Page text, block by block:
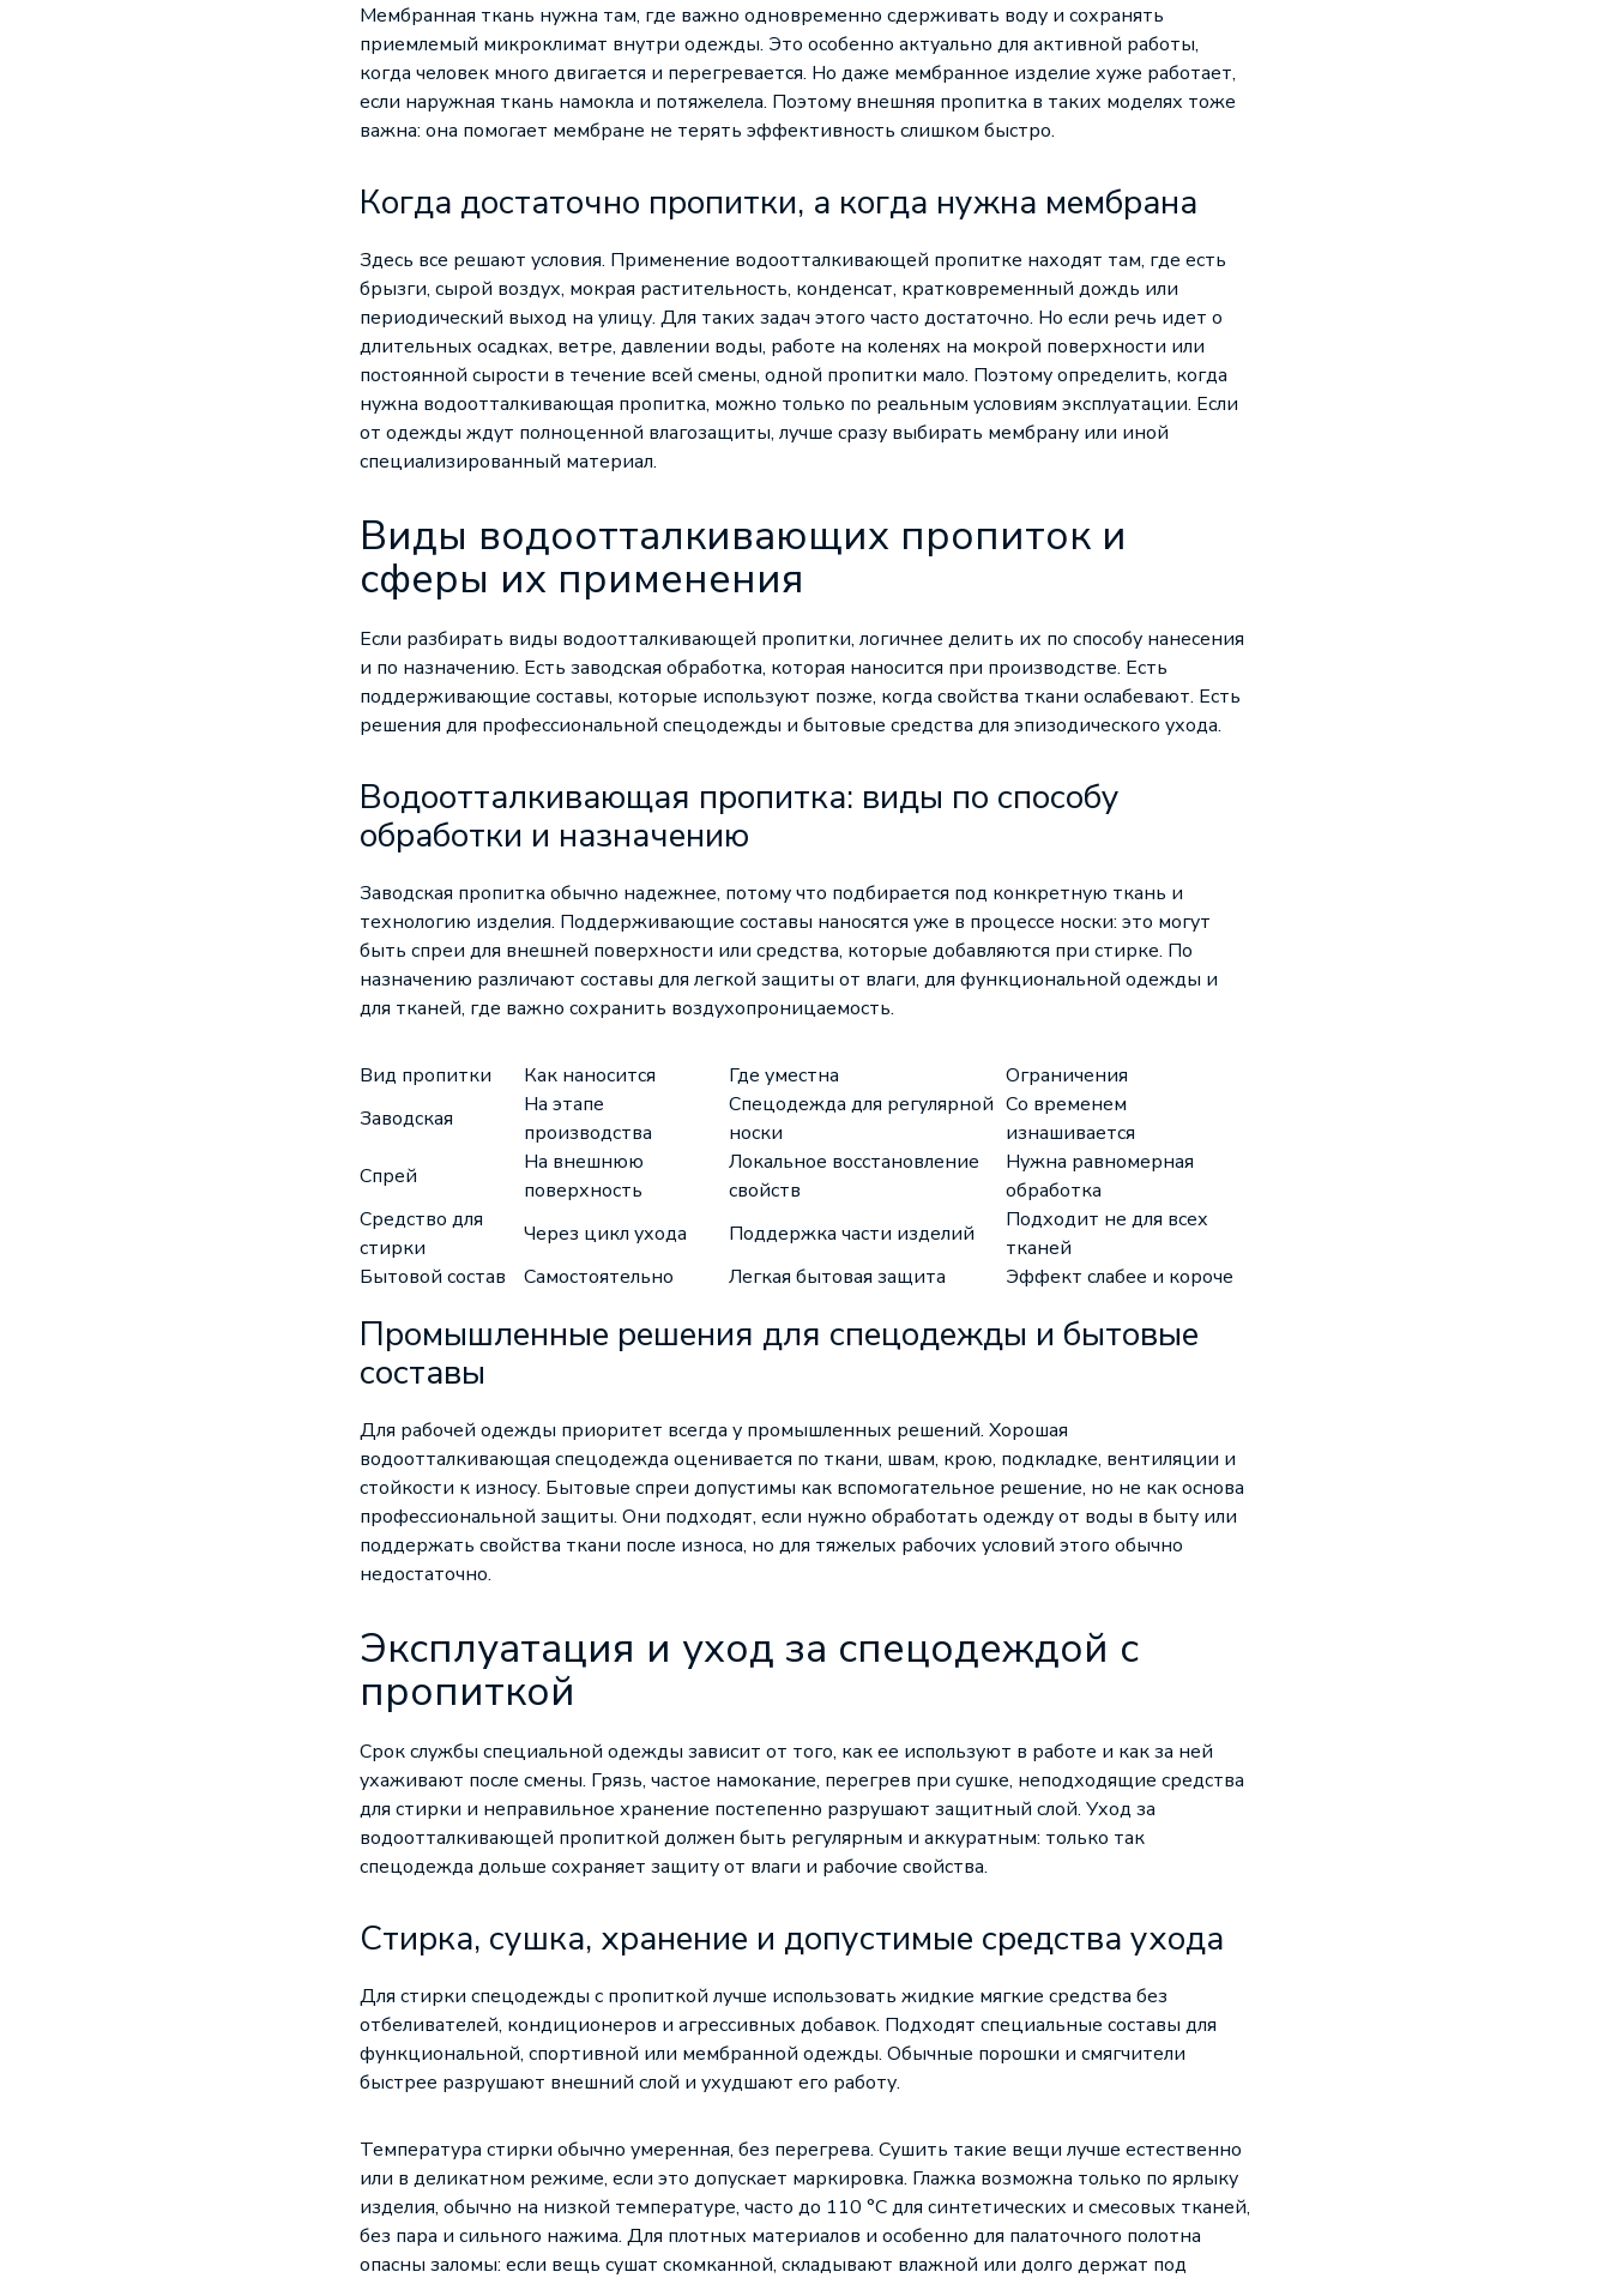
Мембранная ткань нужна там, где важно одновременно сдерживать воду и сохранять
приемлемый микроклимат внутри одежды. Это особенно актуально для активной работы,
когда человек много двигается и перегревается. Но даже мембранное изделие хуже работает,
если наружная ткань намокла и потяжелела. Поэтому внешняя пропитка в таких моделях тоже
важна: она помогает мембране не терять эффективность слишком быстро.
Когда достаточно пропитки, а когда нужна мембрана
Здесь все решают условия. Применение водоотталкивающей пропитке находят там, где есть
брызги, сырой воздух, мокрая растительность, конденсат, кратковременный дождь или
периодический выход на улицу. Для таких задач этого часто достаточно. Но если речь идет о
длительных осадках, ветре, давлении воды, работе на коленях на мокрой поверхности или
постоянной сырости в течение всей смены, одной пропитки мало. Поэтому определить, когда
нужна водоотталкивающая пропитка, можно только по реальным условиям эксплуатации. Если
от одежды ждут полноценной влагозащиты, лучше сразу выбирать мембрану или иной
специализированный материал.
Виды водоотталкивающих пропиток и
сферы их применения
Если разбирать виды водоотталкивающей пропитки, логичнее делить их по способу нанесения
и по назначению. Есть заводская обработка, которая наносится при производстве. Есть
поддерживающие составы, которые используют позже, когда свойства ткани ослабевают. Есть
решения для профессиональной спецодежды и бытовые средства для эпизодического ухода.
Водоотталкивающая пропитка: виды по способу
обработки и назначению
Заводская пропитка обычно надежнее, потому что подбирается под конкретную ткань и
технологию изделия. Поддерживающие составы наносятся уже в процессе носки: это могут
быть спреи для внешней поверхности или средства, которые добавляются при стирке. По
назначению различают составы для легкой защиты от влаги, для функциональной одежды и
для тканей, где важно сохранить воздухопроницаемость.
Вид пропитки Как наносится Где уместна
Ограничения
Заводская
На этапе
производства
Спецодежда для регулярной
носки
Со временем
изнашивается
Спрей
На внешнюю
поверхность
Локальное восстановление
свойств
Нужна равномерная
обработка
Средство для
стирки
Через цикл ухода Поддержка части изделий
Подходит не для всех
тканей
Бытовой состав
Самостоятельно Легкая бытовая защита Эффект слабее и короче
Промышленные решения для спецодежды и бытовые
составы
Для рабочей одежды приоритет всегда у промышленных решений. Хорошая
водоотталкивающая спецодежда оценивается по ткани, швам, крою, подкладке, вентиляции и
стойкости к износу. Бытовые спреи допустимы как вспомогательное решение, но не как основа
профессиональной защиты. Они подходят, если нужно обработать одежду от воды в быту или
поддержать свойства ткани после износа, но для тяжелых рабочих условий этого обычно
недостаточно.
Эксплуатация и уход за спецодеждой с
пропиткой
Срок службы специальной одежды зависит от того, как ее используют в работе и как за ней
ухаживают после смены. Грязь, частое намокание, перегрев при сушке, неподходящие средства
для стирки и неправильное хранение постепенно разрушают защитный слой. Уход за
водоотталкивающей пропиткой должен быть регулярным и аккуратным: только так
спецодежда дольше сохраняет защиту от влаги и рабочие свойства.
Стирка, сушка, хранение и допустимые средства ухода
Для стирки спецодежды с пропиткой лучше использовать жидкие мягкие средства без
отбеливателей, кондиционеров и агрессивных добавок. Подходят специальные составы для
функциональной, спортивной или мембранной одежды. Обычные порошки и смягчители
быстрее разрушают внешний слой и ухудшают его работу.
Температура стирки обычно умеренная, без перегрева. Сушить такие вещи лучше естественно
или в деликатном режиме, если это допускает маркировка. Глажка возможна только по ярлыку
изделия, обычно на низкой температуре, часто до 110 °C для синтетических и смесовых тканей,
без пара и сильного нажима. Для плотных материалов и особенно для палаточного полотна
опасны заломы: если вещь сушат скомканной, складывают влажной или долго держат под